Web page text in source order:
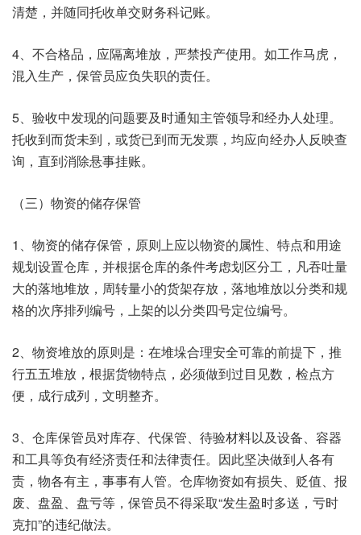
清楚，并随同托收单交财务科记账。
4、不合格品，应隔离堆放，严禁投产使用。如工作马虎，
混入生产，保管员应负失职的责任。
5、验收中发现的问题要及时通知主管领导和经办人处理。
托收到而货未到，或货已到而无发票，均应向经办人反映查
询，直到消除悬事挂账。
（三）物资的储存保管
1、物资的储存保管，原则上应以物资的属性、特点和用途
规划设置仓库，并根据仓库的条件考虑划区分工，凡吞吐量
大的落地堆放，周转量小的货架存放，落地堆放以分类和规
格的次序排列编号，上架的以分类四号定位编号。
2、物资堆放的原则是：在堆垛合理安全可靠的前提下，推
行五五堆放，根据货物特点，必须做到过目见数，检点方
便，成行成列，文明整齐。
3、仓库保管员对库存、代保管、待验材料以及设备、容器
和工具等负有经济责任和法律责任。因此坚决做到人各有
责，物各有主，事事有人管。仓库物资如有损失、贬值、报
废、盘盈、盘亏等，保管员不得采取“发生盈时多送，亏时
克扣”的违纪做法。